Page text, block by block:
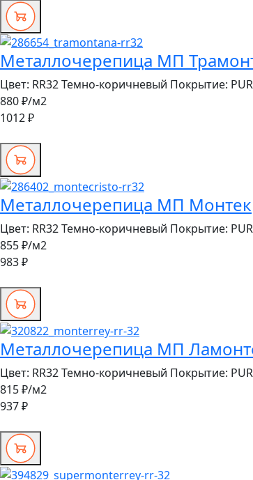
Металлочерепица МП
Цвет: RR32 Темно-коричневый Покрытие:
880 ₽/м2
1012 ₽
Металлочерепица МП
Цвет: RR32 Темно-коричневый Покрытие:
855 ₽/м2
983 ₽
Металлочерепица МП
Цвет: RR32 Темно-коричневый Покрытие:
815 ₽/м2
937 ₽